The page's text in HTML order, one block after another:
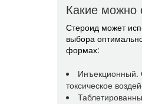
Какие можно
Стероид может
выбора
формах:
Инъекционный.
токсическое